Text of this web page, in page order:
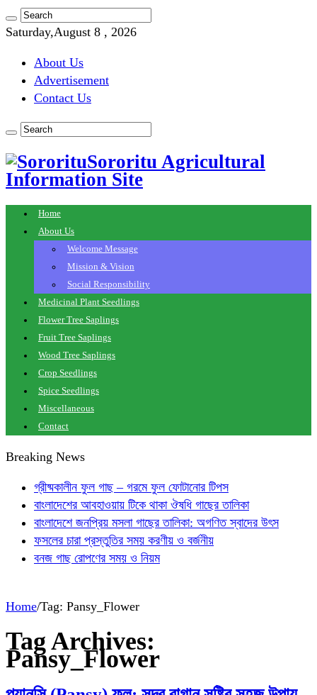
Saturday,August 8 , 2026
About Us
Advertisement
Contact Us
Sororitu Agricultural
Information Site
Home
About Us
Welcome Message
Mission & Vision
Social Responsibility
Medicinal Plant Seedlings
Flower Tree Saplings
Fruit Tree Saplings
Wood Tree Saplings
Crop Seedlings
Spice Seedlings
Miscellaneous
Contact
Breaking News
গ্রীষ্মকালীন ফুল গাছ – গরমে ফুল ফোটানোর টিপস
বাংলাদেশের আবহাওয়ায় টিকে থাকা ঔষধি গাছের তালিকা
বাংলাদেশে জনপ্রিয় মসলা গাছের তালিকা: অগণিত স্বাদের উৎস
ফসলের চারা প্রস্তুতির সময় করণীয় ও বর্জনীয়
বনজ গাছ রোপণের সময় ও নিয়ম
Home/Tag: Pansy_Flower
Tag Archives:
Pansy_Flower